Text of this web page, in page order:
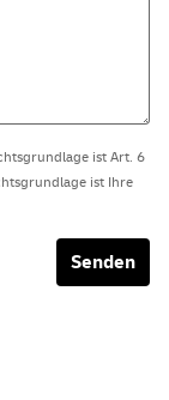
ist Art. 6
ist Ihre
Senden